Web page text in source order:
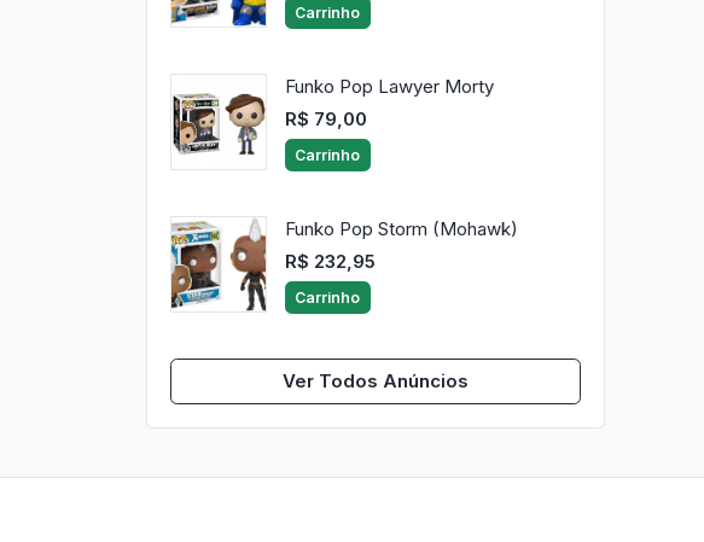
Carrinho
Funko Pop Lawyer Morty
R$ 79,00
Carrinho
Funko Pop Storm (Mohawk)
R$ 232,95
Carrinho
Ver Todos Anúncios